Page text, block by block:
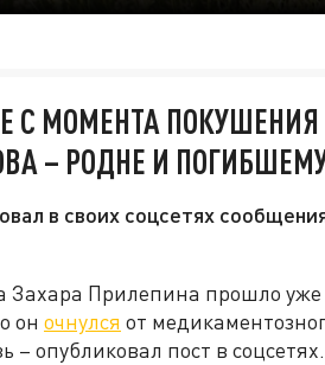
С МОМЕНТА
– РОДНЕ И
в своих соцсетях
Прилепина прошло уже
он очнулся от
– опубликовал пост в соцсетях.